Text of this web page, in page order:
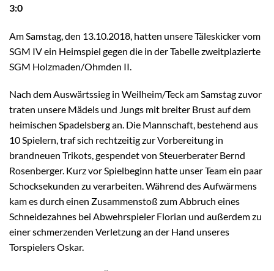
3:0
Am Samstag, den 13.10.2018, hatten unsere Täleskicker vom
SGM IV ein Heimspiel gegen die in der Tabelle zweitplazierte
SGM Holzmaden/Ohmden II.
Nach dem Auswärtssieg in Weilheim/Teck am Samstag zuvor
traten unsere Mädels und Jungs mit breiter Brust auf dem
heimischen Spadelsberg an. Die Mannschaft, bestehend aus
10 Spielern, traf sich rechtzeitig zur Vorbereitung in
brandneuen Trikots, gespendet von Steuerberater Bernd
Rosenberger. Kurz vor Spielbeginn hatte unser Team ein paar
Schocksekunden zu verarbeiten. Während des Aufwärmens
kam es durch einen Zusammenstoß zum Abbruch eines
Schneidezahnes bei Abwehrspieler Florian und außerdem zu
einer schmerzenden Verletzung an der Hand unseres
Torspielers Oskar.